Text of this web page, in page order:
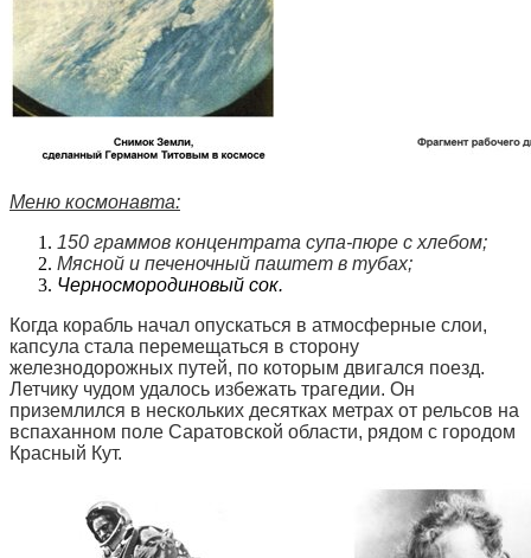
Меню космонавта:
150 граммов концентрата супа-пюре с хлебом;
Мясной и печеночный паштет в тубах;
Черносмородиновый сок.
Когда корабль начал опускаться в атмосферные слои,
капсула стала перемещаться в сторону
железнодорожных путей, по которым двигался поезд.
Летчику чудом удалось избежать трагедии. Он
приземлился в нескольких десятках метрах от рельсов на
вспаханном поле Саратовской области, рядом с городом
Красный Кут.